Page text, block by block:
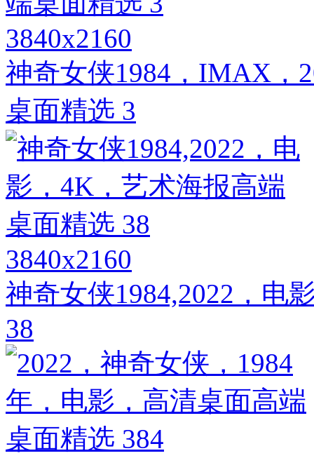
3840x2160
神奇女侠1984，IMAX，
桌面精选 3
3840x2160
神奇女侠1984,2022，电
38